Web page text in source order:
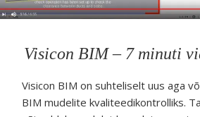
Visicon BIM – 7 minuti
Visicon BIM on suhteliselt uus aga
BIM mudelite kvaliteedikontrolliks.